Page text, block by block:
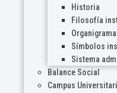
Historia
Filosofía
Organigrama
Símbolos
Sistema
Balance Social
Campus